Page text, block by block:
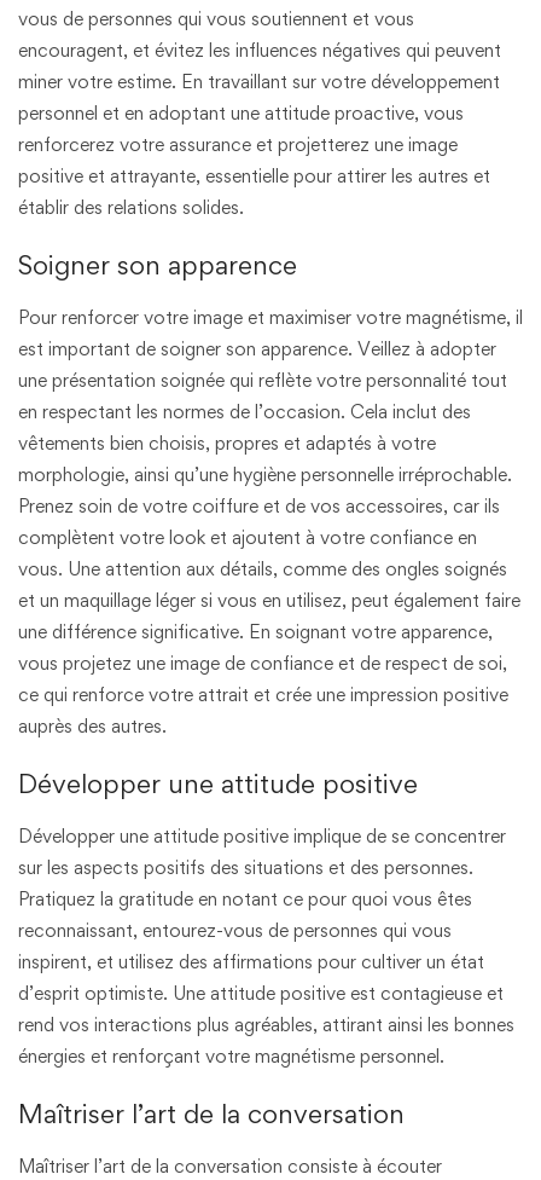
vous de personnes qui vous soutiennent et vous
encouragent, et évitez les influences négatives qui peuvent
miner votre estime. En travaillant sur votre développement
personnel et en adoptant une attitude proactive, vous
renforcerez votre assurance et projetterez une image
positive et attrayante, essentielle pour attirer les autres et
établir des relations solides.
Soigner son apparence
Pour renforcer votre image et maximiser votre magnétisme, il
est important de soigner son apparence. Veillez à adopter
une présentation soignée qui reflète votre personnalité tout
en respectant les normes de l’occasion. Cela inclut des
vêtements bien choisis, propres et adaptés à votre
morphologie, ainsi qu’une hygiène personnelle irréprochable.
Prenez soin de votre coiffure et de vos accessoires, car ils
complètent votre look et ajoutent à votre confiance en
vous. Une attention aux détails, comme des ongles soignés
et un maquillage léger si vous en utilisez, peut également faire
une différence significative. En soignant votre apparence,
vous projetez une image de confiance et de respect de soi,
ce qui renforce votre attrait et crée une impression positive
auprès des autres.
Développer une attitude positive
Développer une attitude positive implique de se concentrer
sur les aspects positifs des situations et des personnes.
Pratiquez la gratitude en notant ce pour quoi vous êtes
reconnaissant, entourez-vous de personnes qui vous
inspirent, et utilisez des affirmations pour cultiver un état
d’esprit optimiste. Une attitude positive est contagieuse et
rend vos interactions plus agréables, attirant ainsi les bonnes
énergies et renforçant votre magnétisme personnel.
Maîtriser l’art de la conversation
Maîtriser l’art de la conversation consiste à écouter